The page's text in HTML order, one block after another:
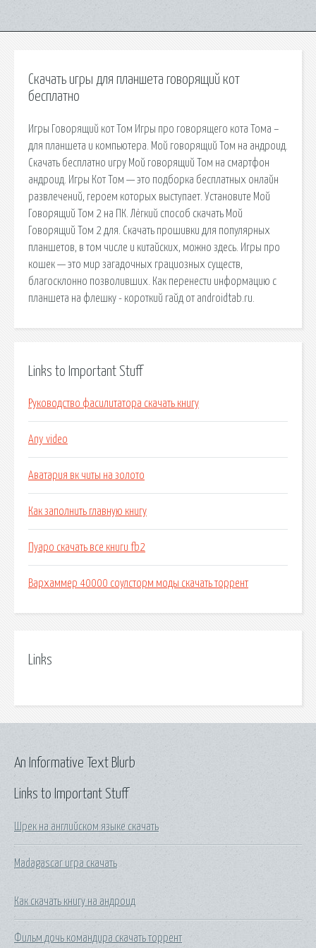
Скачать игры для планшета говорящий кот
бесплатно
Игры Говорящий кот Том Игры про говорящего кота Тома –
для планшета и компьютера. Мой говорящий Том на андроид.
Скачать бесплатно игру Мой говорящий Том на смартфон
андроид. Игры Кот Том — это подборка бесплатных онлайн
развлечений, героем которых выступает. Установите Мой
Говорящий Том 2 на ПК. Лёгкий способ скачать Мой
Говорящий Том 2 для. Скачать прошивки для популярных
планшетов, в том числе и китайских, можно здесь. Игры про
кошек — это мир загадочных грациозных существ,
благосклонно позволивших. Как перенести информацию с
планшета на флешку - короткий гайд от androidtab.ru.
Links to Important Stuff
Руководство фасилитатора скачать книгу
Any video
Аватария вк читы на золото
Как заполнить главную книгу
Пуаро скачать все книги fb2
Вархаммер 40000 соулсторм моды скачать торрент
Links
Links to Important Stuff
Шрек на английском языке скачать
Madagascar игра скачать
Как скачать книгу на андроид
Фильм дочь командира скачать торрент
An Informative Text Blurb